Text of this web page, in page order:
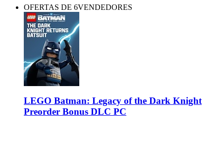
OFERTAS DE 6VENDEDORES
LEGO Batman: Legacy of the Dark Knight
Preorder Bonus DLC PC